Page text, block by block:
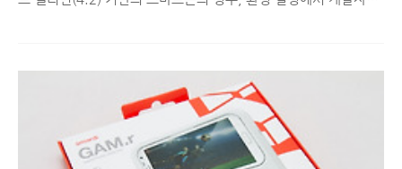
많습니다. 하지만 젤리빈 이상에서는 개발자 옵션 비활성화가 기
본 옵션이므로 이를 활성화하는 방법에 대해 궁금해 하실 분들을
위해 간단히 설명해드리도록 하겠습니다. ■ 갤럭시S4, 안드로이
드 젤리빈(4.2 이상) 개발자 옵션 활성화 방법 다른 스마트폰에서